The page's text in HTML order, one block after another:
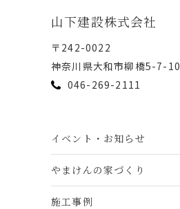
⼭下建設株式会社
〒242-0022
神奈川県⼤和市柳橋5-7-10
046-269-2111
イベント・お知らせ
やまけんの家づくり
施工事例